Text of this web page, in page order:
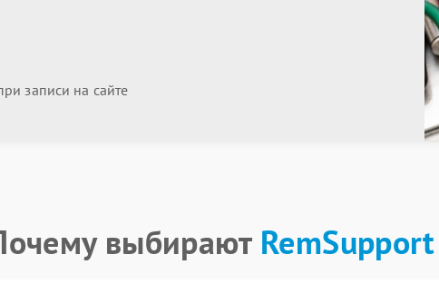
записи на сайте
выбирают RemSupport